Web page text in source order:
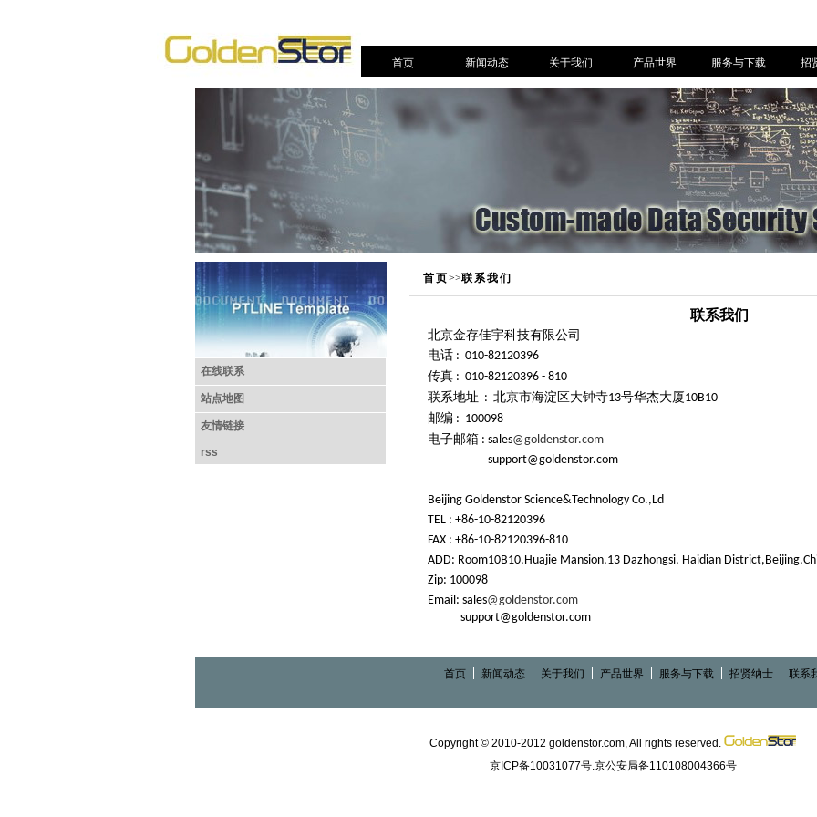
首页 新闻动态 关于我们 产品世界 服务与下载 招
在线联系
站点地图
友情链接
rss
首页>>联系我们
联系我们
北京金存佳宇科技有限公司
电话: 010-82120396
传真: 010-82120396 - 810
联系地址 : 北京市海淀区大钟寺13号华杰大厦10B10
邮编 : 100098
电子邮箱 : sales@goldenstor.com
support@goldenstor.com
Beijing Goldenstor Science&Technology Co.,Ld
TEL : +86-10-82120396
FAX : +86-10-82120396-810
ADD: Room10B10,Huajie Mansion,13 Dazhongsi, Haidian
Zip: 100098
Email: sales@goldenstor.com
support@goldenstor.com
首页 新闻动态 关于我们 产品世界 服务与下载 招贤纳士 联系
Copyright © 2010-2012 goldenstor.com, All rights reserved.
京ICP备10031077号.京公安局备110108004366号